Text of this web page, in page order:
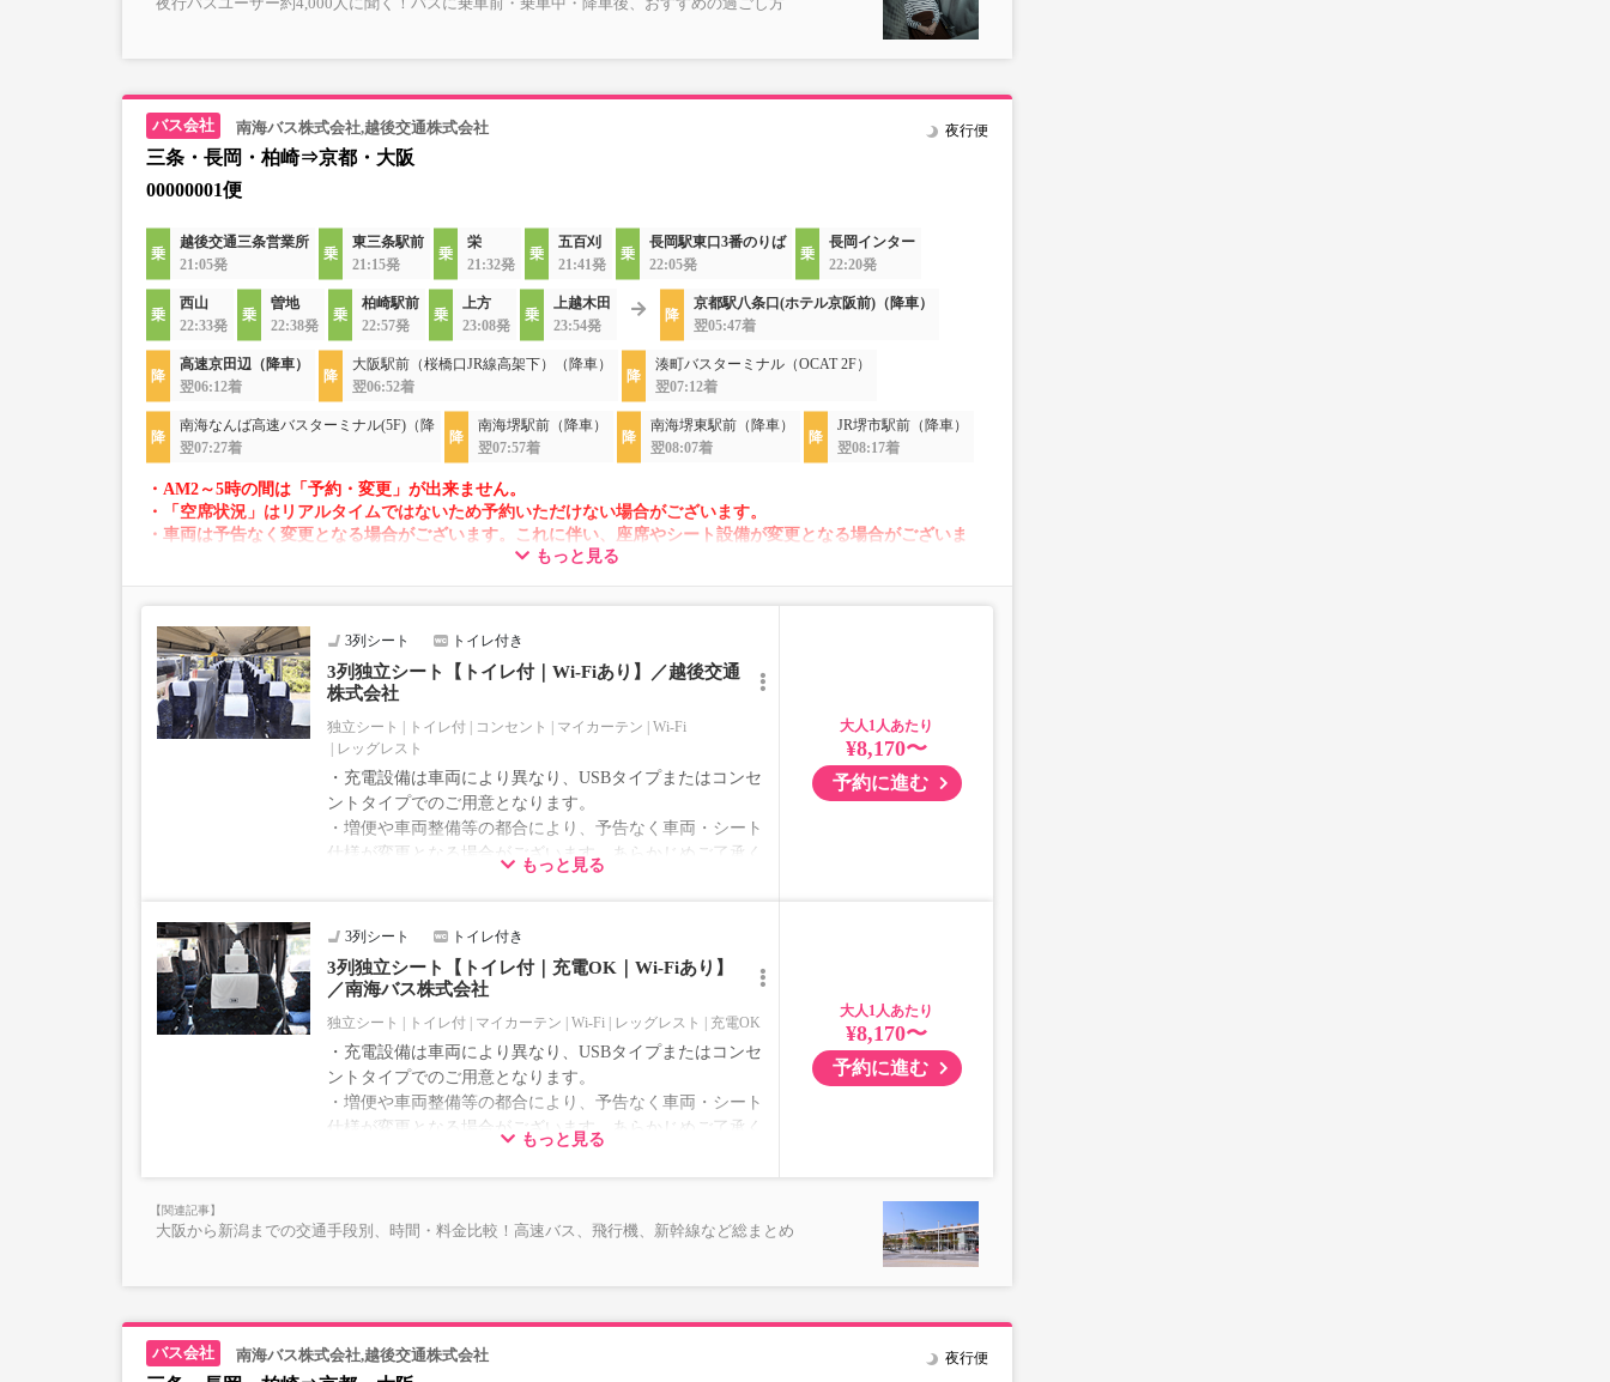
南海バス株式会社,越後交通株式会社
三条・長岡・柏崎⇒京都・大阪
00000001便
夜行便
越後交通三条営業所
21:05発
東三条駅前
21:15発
栄
21:32発
五百刈
21:41発
長岡駅東口3番のりば
22:05発
長岡インター
22:20発
西山
22:33発
曽地
22:38発
柏崎駅前
22:57発
上方
23:08発
上越木田
23:54発
京都駅八条口(ホテル京阪前)（降車）
翌05:47着
高速京田辺（降車）
翌06:12着
大阪駅前（桜橋口JR線高架下）（降車）
翌06:52着
湊町バスターミナル（OCAT 2F）
翌07:12着
南海なんば高速バスターミナル(5F)（降
翌07:27着
南海堺駅前（降車）
翌07:57着
南海堺東駅前（降車）
翌08:07着
JR堺市駅前（降車）
翌08:17着
・AM2～5時の間は「予約・変更」が出来ません。
・「空席状況」はリアルタイムではないため予約いただけない場合がございます。
・車両は予告なく変更となる場合がございます。これに伴い、座席やシート設備が変更となる場合がございま
もっと見る
3列シート トイレ付き
3列独立シート【トイレ付｜Wi-Fiあり】／越後交通
株式会社
独立シート トイレ付 コンセント マイカーテン
Wi-Fi
レッグレスト
・充電設備は車両により異なり、USBタイプまたはコンセ
ントタイプでのご用意となります。
・増便や車両整備等の都合により、予告なく車両・シート
仕様が変更となる場合がございます。あらかじめご了承く
もっと見る
大人
¥8,170〜
予約に進む
3列シート トイレ付き
3列独立シート【トイレ付｜充電OK｜Wi-Fiあり】
／南海バス株式会社
独立シート トイレ付 マイカーテン Wi-Fi レッグレスト 充電OK
・充電設備は車両により異なり、USBタイプまたはコンセ
ントタイプでのご用意となります。
・増便や車両整備等の都合により、予告なく車両・シート
仕様が変更となる場合がございます。あらかじめご了承く
もっと見る
大人
¥8,170〜
予約に進む
大阪から新潟までの交通手段別、時間・料金比較！高速バス、飛行機、新幹線など総まとめ
南海バス株式会社,越後交通株式会社 夜行便